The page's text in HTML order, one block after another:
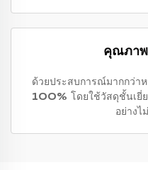
คุณภา
ด้วยประสบการณ์มากกว่า
100% โดยใช้วัสดุชั้นเยี่ย
อย่างไ